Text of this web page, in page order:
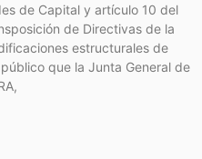
de Capital y artículo 10 del
de Directivas de la
estructurales de
que la Junta General de